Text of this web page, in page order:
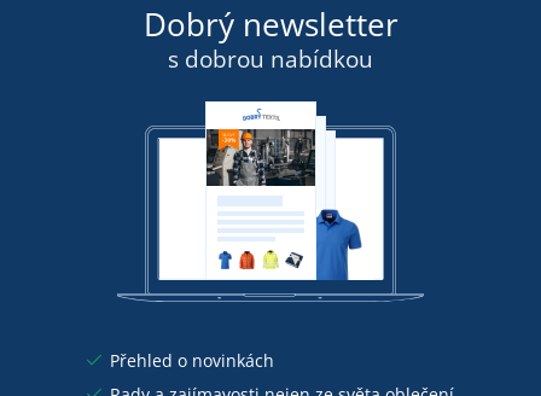
Dobrý newsletter
s dobrou nabídkou
Přehled o novinkách